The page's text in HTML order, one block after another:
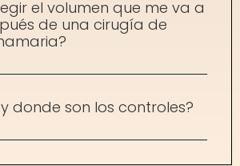
el volumen que me va a
de una cirugía de
donde son los controles?